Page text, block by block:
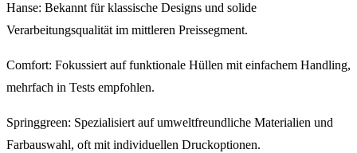
Hanse: Bekannt für klassische Designs und solide
Verarbeitungsqualität im mittleren Preissegment.
Comfort: Fokussiert auf funktionale Hüllen mit einfachem Handling,
mehrfach in Tests empfohlen.
Springgreen: Spezialisiert auf umweltfreundliche Materialien und
Farbauswahl, oft mit individuellen Druckoptionen.